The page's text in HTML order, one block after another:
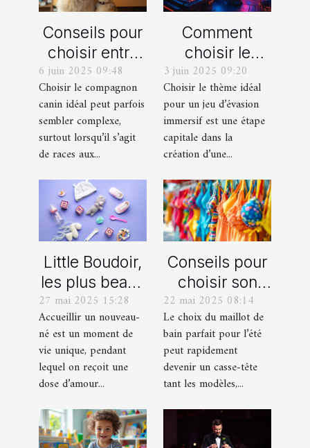
Conseils pour
choisir entre
un berger
blanc suisse
et un berger
américain
miniature
6 juin 2025 09:48
Choisir le compagnon
canin idéal peut parfois
sembler complexe,
surtout lorsqu’il s’agit
de races aux...
Comment
choisir le
thème parfait
pour votre
prochain jeu
d'évasion
immersif
3 juin 2025 09:20
Choisir le thème idéal
pour un jeu d’évasion
immersif est une étape
capitale dans la
création d’une...
Little Boudoir,
les plus beaux
cadeaux de
naissance
personnalisés
!
27 mai 2025 15:28
Accueillir un nouveau-
né est un moment de
vie unique, pendant
lequel on reçoit une
dose d’amour...
Conseils pour
choisir son
maillot de bain
idéal pour l'été
22 mai 2025 08:14
Le choix du maillot de
bain parfait pour l’été
peut rapidement
devenir un casse-tête
tant les modèles,...